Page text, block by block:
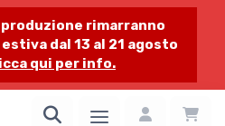
rimarranno
dal 13 al 21 agosto
qui per info.
1 / 1